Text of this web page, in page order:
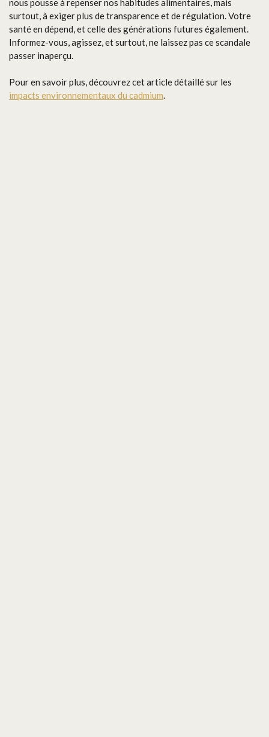
nous pousse à repenser nos habitudes alimentaires, mais
surtout, à exiger plus de transparence et de régulation. Votre
santé en dépend, et celle des générations futures également.
Informez-vous, agissez, et surtout, ne laissez pas ce scandale
passer inaperçu.
Pour en savoir plus, découvrez cet article détaillé sur les
impacts environnementaux du cadmium.